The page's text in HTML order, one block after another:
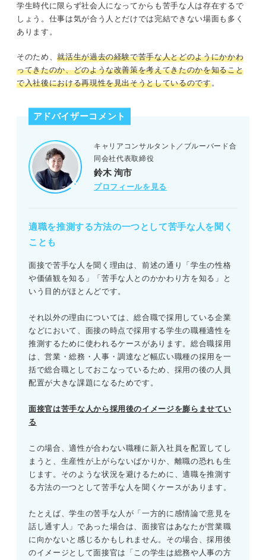
学生時代に限らず社会人になってからも苦手な人は存在するで
しょう。仕事は気が合う人とだけでは完結できない場面も多く
あります。
そのため、就活生が過去の経験で苦手な人とどのようにかかわ
ってきたのか、どのような改善策を考えてきたのかを知ること
で入社後における再現性を見出そうとしているのです。
アドバイザーコメント
キャリアコンサルタント／ブルーバード合
同会社代表取締役
鈴木 洵市
プロフィールを見る
適職を推測する方法の一つとして苦手な人を聞く
ことも
面接で苦手な人を聞く理由は、前述の通り「学生の性格
や価値観を知る」「苦手な人とのかかわり方を知る」と
いう目的がほとんどです。
それ以外の理由については、総合職で採用している企業
などにおいて、面接の時点で採用する学生の職種適性を
推測するために使われるケースがあります。総合職採用
は、営業・総務・人事・調達など幅広い職種の採用を一
括で総合職としておこなっているため、採用の後の人員
配置が大きな課題になるためです。
面接官は苦手な人から採用後のイメージを膨らませてい
る
この場合、適性が合わない職種に新入社員を配置してし
まうと、生産性が上がらないばかりか、離職の恐れも生
じます。そのような状況を避けるために、適職を推測す
る方法の一つとして苦手な人を聞くケースがあります。
たとえば、学生の苦手な人が「一方的に感情論で意見を
話し通す人」であった場合は、面接官はあなたが営業職
に向かないと感じるかもしれません。その場合、採用後
のイメージとして面接官は「この学生は総務や人事の方